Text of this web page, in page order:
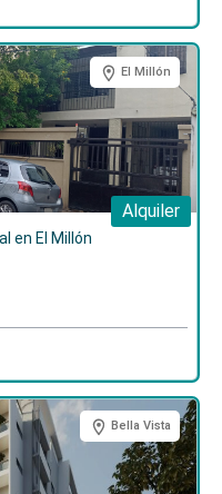
con nuestro equipo
proyecto. El Millón
Alquiler
en El Millón
Bella Vista